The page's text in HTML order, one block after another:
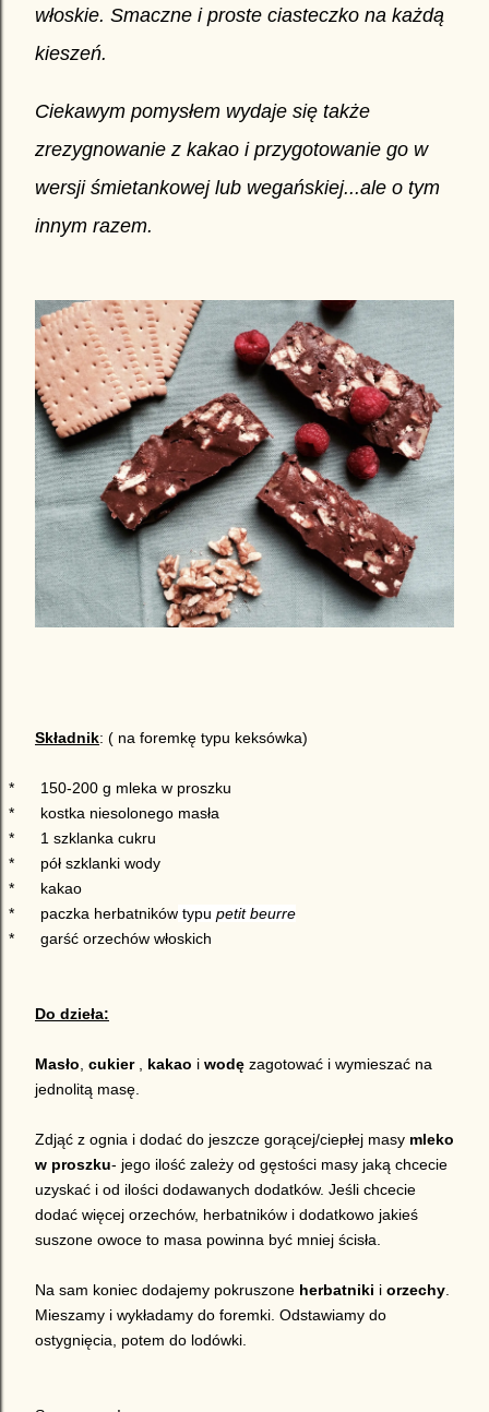
włoskie. Smaczne i proste ciasteczko na każdą
kieszeń.
Ciekawym pomysłem wydaje się także
zrezygnowanie z kakao i przygotowanie go w
wersji śmietankowej lub wegańskiej...ale o tym
innym razem.
Składnik: ( na foremkę typu keksówka)
*
150-200 g mleka w proszku
*
kostka niesolonego masła
*
1 szklanka cukru
*
pół szklanki wody
*
kakao
*
paczka herbatników typu petit beurre
*
garść orzechów włoskich
Do dzieła:
Masło cukier, kakao i wodę zagotować i wymieszać na
jednolitą masę.
Zdjąć z ognia i dodać do jeszcze gorącej/ciepłej masy mleko
w proszku- jego ilość zależy od gęstości masy jaką chcecie
uzyskać i od ilości dodawanych dodatków. Jeśli chcecie
dodać więcej orzechów, herbatników i dodatkowo jakieś
suszone owoce to masa powinna być mniej ścisła.
Na sam koniec dodajemy pokruszone herbatniki i orzechy
Mieszamy i wykładamy do foremki. Odstawiamy do
ostygnięcia, potem do lodówki.